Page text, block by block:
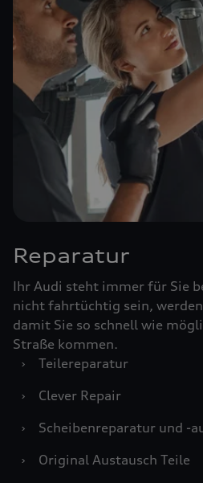
Reparatur
Ihr Audi steht immer für Sie
nicht fahrtüchtig sein,
damit Sie so schnell wie
Straße kommen.
›
Teilereparatur
›
Clever Repair
›
Scheibenreparatur und -
›
Original Austausch Teile